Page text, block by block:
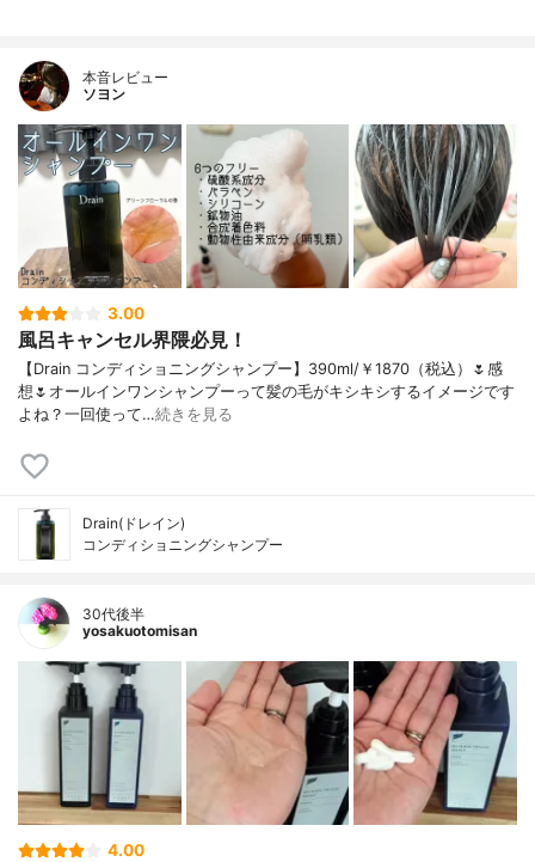
本音レビュー
ソヨン
3.00
風呂キャンセル界隈必見！
【Drain コンディショニングシャンプー】390ml/￥1870（税込）🌷感
想🌷オールインワンシャンプーって髪の毛がキシキシするイメージです
よね？一回使って…続きを見る
Drain(ドレイン)
コンディショニングシャンプー
30代後半
yosakuotomisan
4.00